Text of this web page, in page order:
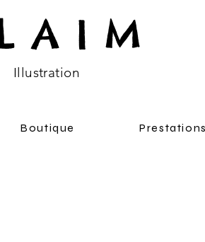
A I M
Illustration
Boutique Prestations